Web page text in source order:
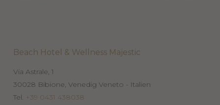
Beach Hotel & Wellness Majestic
Via Astrale, 1
30028 Bibione, Venedig Veneto - Italien
Tel. +39 0431 438038